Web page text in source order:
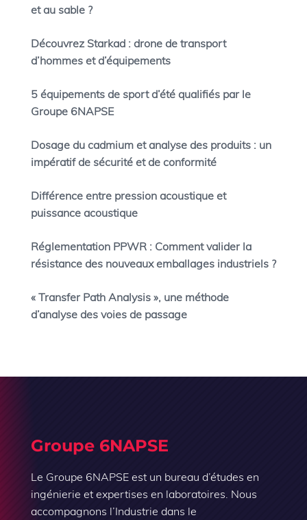
et au sable ?
Découvrez Starkad : drone de transport
d’hommes et d’équipements
5 équipements de sport d’été qualifiés par le
Groupe 6NAPSE
Dosage du cadmium et analyse des produits : un
impératif de sécurité et de conformité
Différence entre pression acoustique et
puissance acoustique
Réglementation PPWR : Comment valider la
résistance des nouveaux emballages industriels ?
« Transfer Path Analysis », une méthode
d’analyse des voies de passage
Groupe 6NAPSE
Le Groupe 6NAPSE est un bureau d’études en
ingénierie et expertises en laboratoires. Nous
accompagnons l’Industrie dans le